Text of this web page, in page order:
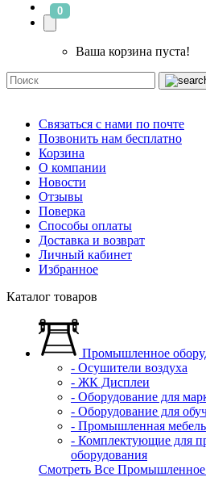
0
Ваша корзина пуста!
Связаться с нами по почте
Позвонить нам бесплатно
Корзина
О компании
Новости
Отзывы
Поверка
Способы оплаты
Доставка и возврат
Личный кабинет
Избранное
Каталог товаров
Промышленное
- Осушители воздуха
- ЖК Дисплеи
- Оборудование для
- Оборудование для
- Промышленная мебель
- Комплектующие для
оборудования
Смотреть Все Промышленное